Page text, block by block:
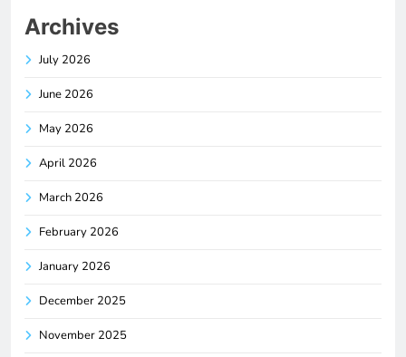
Archives
July 2026
June 2026
May 2026
April 2026
March 2026
February 2026
January 2026
December 2025
November 2025